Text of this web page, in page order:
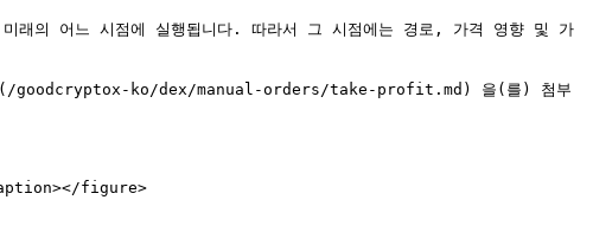
래의 어느 시점에 실행됩니다. 따라서 그 시점에는 경로, 가격 영향 및 가
](/goodcryptox-ko/dex/manual-orders/take-profit.md) 을(를) 첨부
figure>